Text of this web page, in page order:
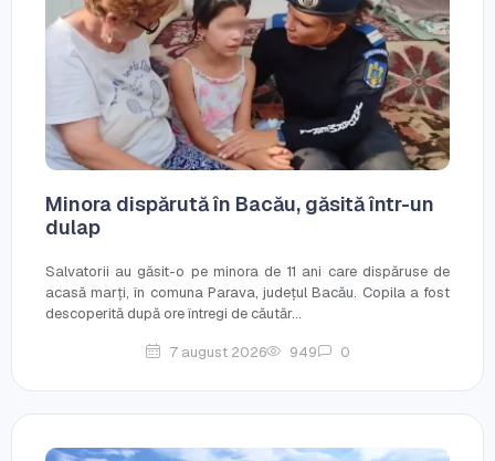
Minora dispărută în Bacău, găsită într-un
dulap
Salvatorii au găsit-o pe minora de 11 ani care dispăruse de
acasă marți, în comuna Parava, județul Bacău. Copila a fost
descoperită după ore întregi de căutăr...
7 august 2026 949 0